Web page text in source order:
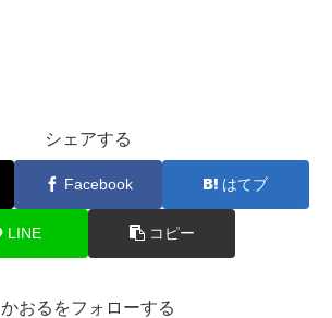
シェアする
Facebook はてブ
LINE コピー
かおるをフォローする